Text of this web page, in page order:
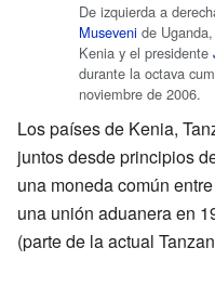
De izquierda a
Museveni de
Kenia y el presidente
durante la octava
noviembre de 2006.
Los países de Kenia,
juntos desde principios
una moneda común
una unión aduanera en
(parte de la actual